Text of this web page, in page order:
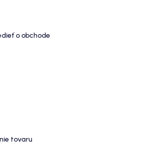
o obchode
tovaru